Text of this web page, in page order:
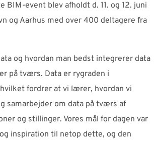
BIM-event blev afholdt d. 11. og 12. juni
og Aarhus med over 400 deltagere fra
og hvordan man bedst integrerer data
på tværs. Data er rygraden i
fordrer at vi lærer, hvordan vi
samarbejder om data på tværs af
og stillinger. Vores mål for dagen var
inspiration til netop dette, og den